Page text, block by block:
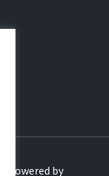
Powered by